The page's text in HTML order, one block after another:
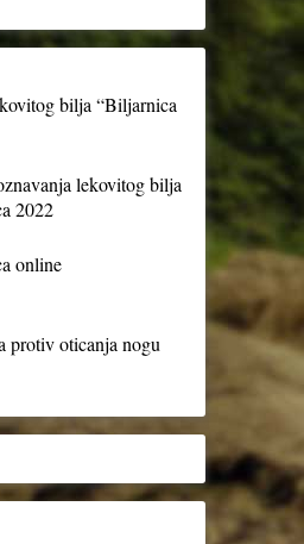
bilja “Biljarnica
lekovitog bilja
2022
online
protiv oticanja nogu